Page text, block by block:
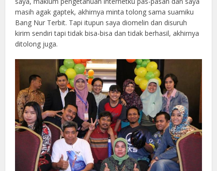
masih agak gaptek, akhirnya minta tolong sama suamiku
Bang Nur Terbit. Tapi itupun saya diomelin dan disuruh
kirim sendiri tapi tidak bisa-bisa dan tidak berhasil, akhirnya
ditolong juga.